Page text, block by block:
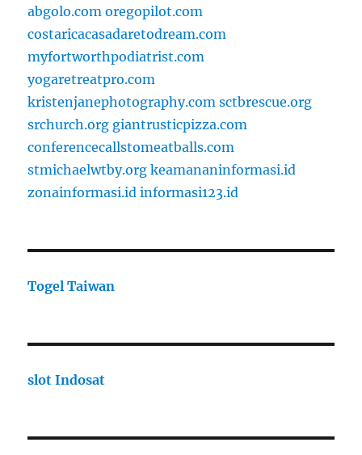
abgolo.com oregopilot.com
costaricacasadaretodream.com
myfortworthpodiatrist.com
yogaretreatpro.com
kristenjanephotography.com sctbrescue.org
srchurch.org giantrusticpizza.com
conferencecallstomeatballs.com
stmichaelwtby.org keamananinformasi.id
zonainformasi.id informasi123.id
Togel Taiwan
slot Indosat